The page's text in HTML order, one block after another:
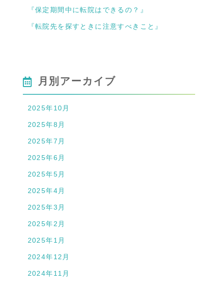
『保定期間中に転院はできるの？』
『転院先を探すときに注意すべきこと』
月別アーカイブ
2025年10月
2025年8月
2025年7月
2025年6月
2025年5月
2025年4月
2025年3月
2025年2月
2025年1月
2024年12月
2024年11月